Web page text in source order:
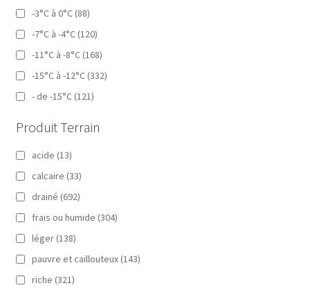
-3°C à 0°C (88)
-7°C à -4°C (120)
-11°C à -8°C (168)
-15°C à -12°C (332)
- de -15°C (121)
Produit Terrain
acide (13)
calcaire (33)
drainé (692)
frais ou humide (304)
léger (138)
pauvre et caillouteux (143)
riche (321)